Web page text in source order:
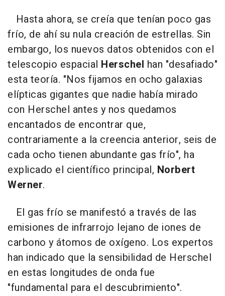
Hasta ahora, se creía que tenían poco gas
frío, de ahí su nula creación de estrellas. Sin
embargo, los nuevos datos obtenidos con el
telescopio espacial Herschel han "desafiado"
esta teoría. "Nos fijamos en ocho galaxias
elípticas gigantes que nadie había mirado
con Herschel antes y nos quedamos
encantados de encontrar que,
contrariamente a la creencia anterior, seis de
cada ocho tienen abundante gas frío", ha
explicado el científico principal, Norbert
Werner.
El gas frío se manifestó a través de las
emisiones de infrarrojo lejano de iones de
carbono y átomos de oxígeno. Los expertos
han indicado que la sensibilidad de Herschel
en estas longitudes de onda fue
"fundamental para el descubrimiento".